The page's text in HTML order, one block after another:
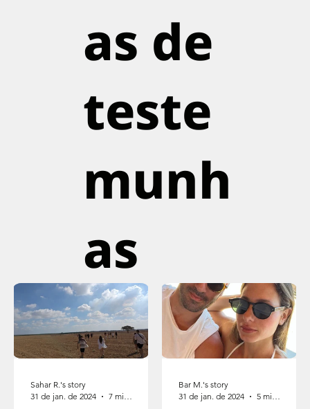
as de
teste
munh
as
Sahar R.'s story
31 de jan. de 2024
7 min de leitura
Bar M.'s story
31 de jan. de 2024
5 min de leitura